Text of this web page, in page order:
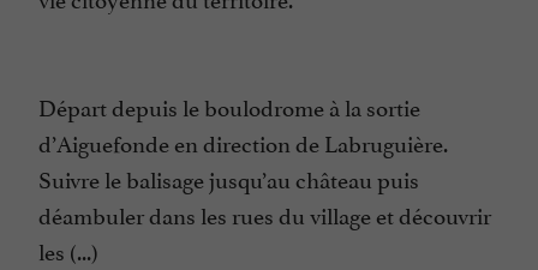
Départ depuis le boulodrome à la sortie
d’Aiguefonde en direction de Labruguière.
Suivre le balisage jusqu’au château puis
déambuler dans les rues du village et découvrir
les (...)